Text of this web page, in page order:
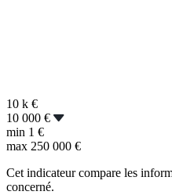
10 k €
10 000 €
min 1 €
max 250 000 €
Cet indicateur compare les
concerné.